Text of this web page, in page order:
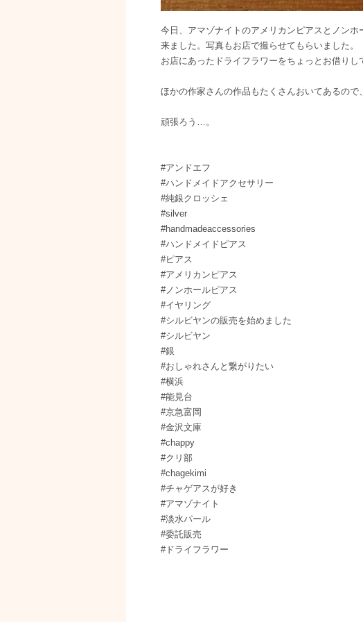
今日、アマゾナイトのアメリカンピアスとノン
来ました。写真もお店で撮らせてもらいました。
お店にあったドライフラワーをちょっとお借りし
ほかの作家さんの作品もたくさんおいてあるので
頑張ろう…。
#アンドエフ
#ハンドメイドアクセサリー
#純銀クロッシェ
#silver
#handmadeaccessories
#ハンドメイドピアス
#ピアス
#アメリカンピアス
#ノンホールピアス
#イヤリング
#シルビヤンの販売を始めました
#シルビヤン
#銀
#おしゃれさんと繋がりたい
#横浜
#能見台
#京急富岡
#金沢文庫
#chappy
#クリ部
#chagekimi
#チャゲアスが好き
#アマゾナイト
#淡水パール
#委託販売
#ドライフラワー